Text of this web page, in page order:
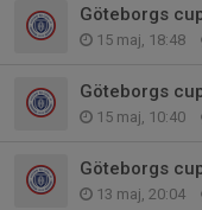
Göteborgs
15 maj, 18:48
Göteborgs
15 maj, 10:40
Göteborgs
13 maj, 20:04